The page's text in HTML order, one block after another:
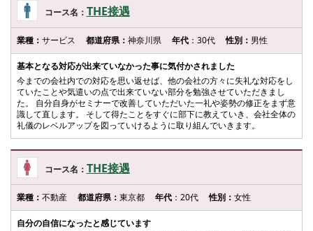
コース名： THE接遇
業種： サービス 都道府県： 神奈川県 年代：30代 性別： 男性
基本となる対応が出来ていなかった事に気付かされました
今までの会社内での対応を思い返せば、他の会社の方々に失礼な対応をし
ていたことや気遣いの点で出来ていない部分を勉強させていただきまし
た。 自分自身がセミナーで改善していただいた一礼や姿勢の修正をまず意
識して直します。 そして得たことをすぐに部下に教えていき、会社全体の
礼儀のレベルアップを図っていけるように取り組んでいきます。
コース名： THE接遇
業種： 不動産 都道府県： 東京都 年代：20代 性別： 女性
自分の自信になったと感じています